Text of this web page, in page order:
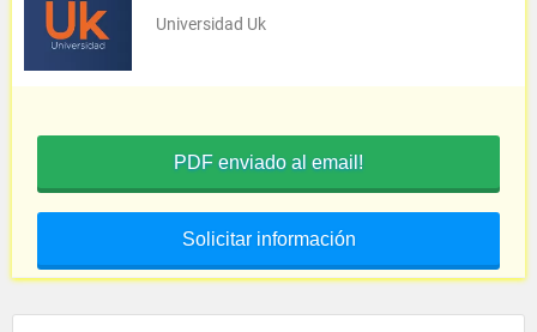
Universidad Uk
PDF enviado al email!
Solicitar información